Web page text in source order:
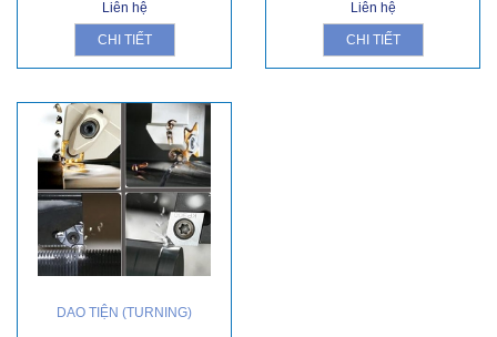
Liên hệ
CHI TIẾT
Liên hệ
CHI TIẾT
DAO TIỆN (TURNING)